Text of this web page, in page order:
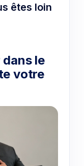
êtes loin
le
votre